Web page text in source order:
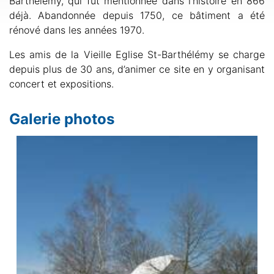
déjà. Abandonnée depuis 1750, ce bâtiment a été
rénové dans les années 1970.
Les amis de la Vieille Eglise St-Barthélémy se charge
depuis plus de 30 ans, d’animer ce site en y organisant
concert et expositions.
Galerie photos